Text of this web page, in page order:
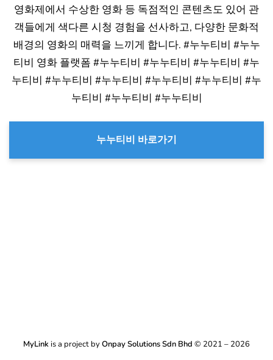
영화제에서 수상한 영화 등 독점적인 콘텐츠도 있어 관
객들에게 색다른 시청 경험을 선사하고, 다양한 문화적
배경의 영화의 매력을 느끼게 합니다. #누누티비 #누누
티비 영화 플랫폼 #누누티비 #누누티비 #누누티비 #누
누티비 #누누티비 #누누티비 #누누티비 #누누티비 #누
누티비 #누누티비 #누누티비
누누티비 바로가기
MyLink is a project byOnpay Solutions Sdn Bhd © 2021 – 2026